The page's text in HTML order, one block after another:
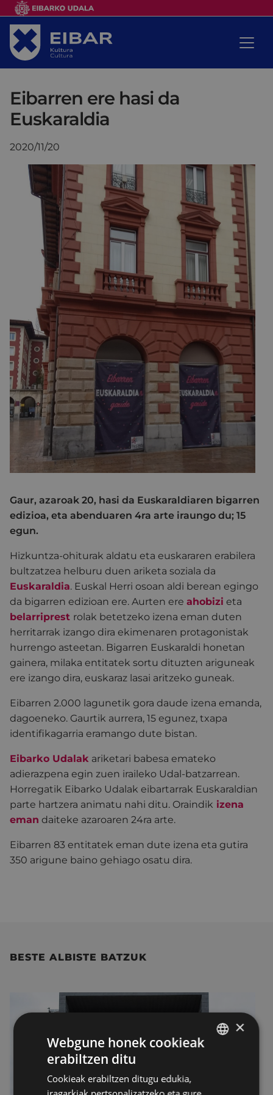
Eibarren ere hasi da
Euskaraldia
2020/11/20
Gaur, azaroak 20, hasi da Euskaraldiaren bigarren
edizioa, eta abenduaren 4ra arte iraungo du; 15
egun.
Hizkuntza-ohiturak aldatu eta euskararen erabilera
bultzatzea helburu duen ariketa soziala da
Euskaraldia. Euskal Herri osoan aldi berean egingo
da bigarren edizioan ere. Aurten ere ahobizi eta
belarriprest rolak betetzeko izena eman duten
herritarrak izango dira ekimenaren protagonistak
hurrengo asteetan. Bigarren Euskaraldi honetan
gainera, milaka entitatek sortu dituzten ariguneak
ere izango dira, euskaraz lasai aritzeko guneak.
Eibarren 2.000 lagunetik gora daude izena emanda,
dagoeneko. Gaurtik aurrera, 15 egunez, txapa
identifikagarria eramango dute bistan.
Eibarko Udalak ariketari babesa emateko
adierazpena egin zuen iraileko Udal-batzarrean.
Horregatik Eibarko Udalak eibartarrak Euskaraldian
parte hartzera animatu nahi ditu. Oraindik izena
eman daiteke azaroaren 24ra arte.
Eibarren 83 entitatek eman dute izena eta gutira
350 arigune baino gehiago osatu dira.
BESTE ALBISTE BATZUK
×
Webgune honek cookieak
erabiltzen ditu
Cookieak erabiltzen ditugu edukia,